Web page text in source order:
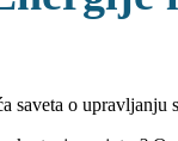
o